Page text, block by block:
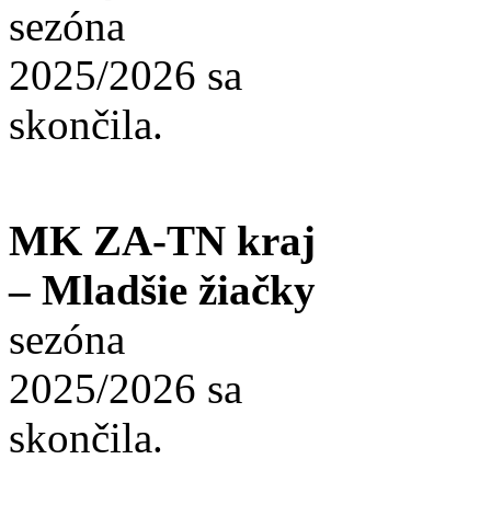
sezóna
2025/2026 sa
skončila.
MK ZA-TN kraj
– Mladšie žiačky
sezóna
2025/2026 sa
skončila.